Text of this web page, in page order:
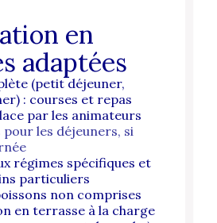
en
adaptées
(petit déjeuner,
: courses et repas
par les animateurs
les déjeuners, si
régimes spécifiques et
particuliers
non comprises
en terrasse à la charge